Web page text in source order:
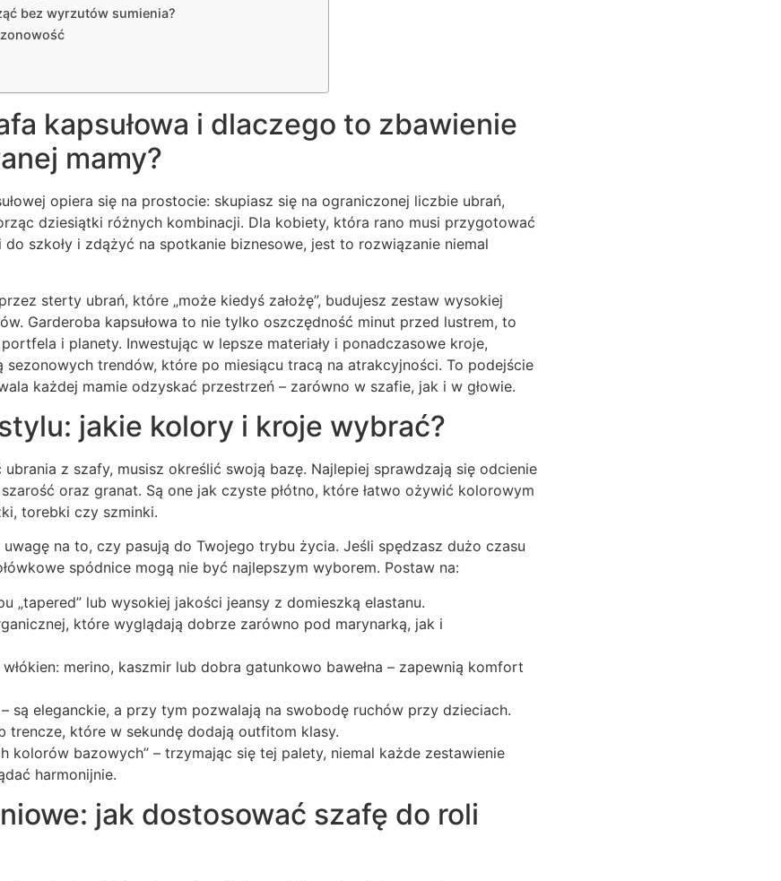
bez wyrzutów sumienia?
kapsułowa i dlaczego to zbawienie
mamy?
opiera się na prostocie: skupiasz się na ograniczonej liczbie ubrań,
dziesiątki różnych kombinacji. Dla kobiety, która rano musi przygotować
szkoły i zdążyć na spotkanie biznesowe, jest to rozwiązanie niemal
sterty ubrań, które „może kiedyś założę”, budujesz zestaw wysokiej
Garderoba kapsułowa to nie tylko oszczędność minut przed lustrem, to
i planety. Inwestując w lepsze materiały i ponadczasowe kroje,
sezonowych trendów, które po miesiącu tracą na atrakcyjności. To podejście
każdej mamie odzyskać przestrzeń – zarówno w szafie, jak i w głowie.
jakie kolory i kroje wybrać?
z szafy, musisz określić swoją bazę. Najlepiej sprawdzają się odcienie
oraz granat. Są one jak czyste płótno, które łatwo ożywić kolorowym
torebki czy szminki.
na to, czy pasują do Twojego trybu życia. Jeśli spędzasz dużo czasu
spódnice mogą nie być najlepszym wyborem. Postaw na:
„tapered” lub wysokiej jakości jeansy z domieszką elastanu.
które wyglądają dobrze zarówno pod marynarką, jak i
merino, kaszmir lub dobra gatunkowo bawełna – zapewnią komfort
są eleganckie, a przy tym pozwalają na swobodę ruchów przy dzieciach.
trencze, które w sekundę dodają outfitom klasy.
kolorów bazowych” – trzymając się tej palety, niemal każde zestawienie
harmonijnie.
jak dostosować szafę do roli